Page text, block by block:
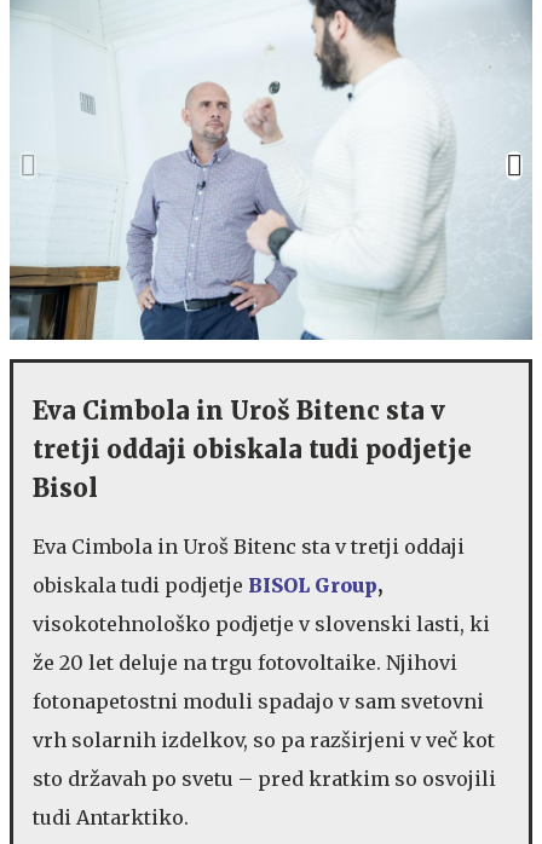
Eva Cimbola in Uroš Bitenc sta v
tretji oddaji obiskala tudi podjetje
Bisol
Eva Cimbola in Uroš Bitenc sta v tretji oddaji
obiskala tudi podjetje BISOL Group,
visokotehnološko podjetje v slovenski lasti, ki
že 20 let deluje na trgu fotovoltaike. Njihovi
fotonapetostni moduli spadajo v sam svetovni
vrh solarnih izdelkov, so pa razširjeni v več kot
sto državah po svetu – pred kratkim so osvojili
tudi Antarktiko.